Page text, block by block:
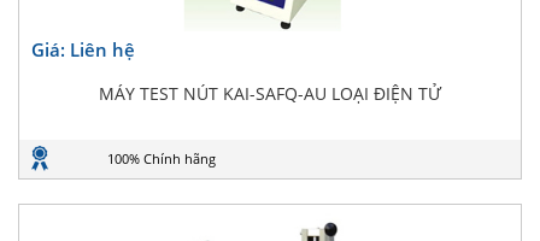
Giá: Liên hệ
MÁY TEST NÚT KAI-SAFQ-AU LOẠI ĐIỆN TỬ
100% Chính hãng